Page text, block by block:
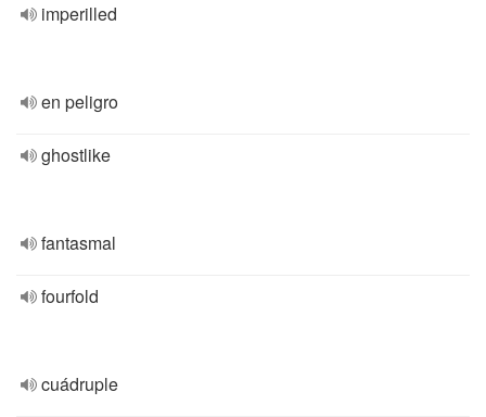
imperilled
en peligro
ghostlike
fantasmal
fourfold
cuádruple